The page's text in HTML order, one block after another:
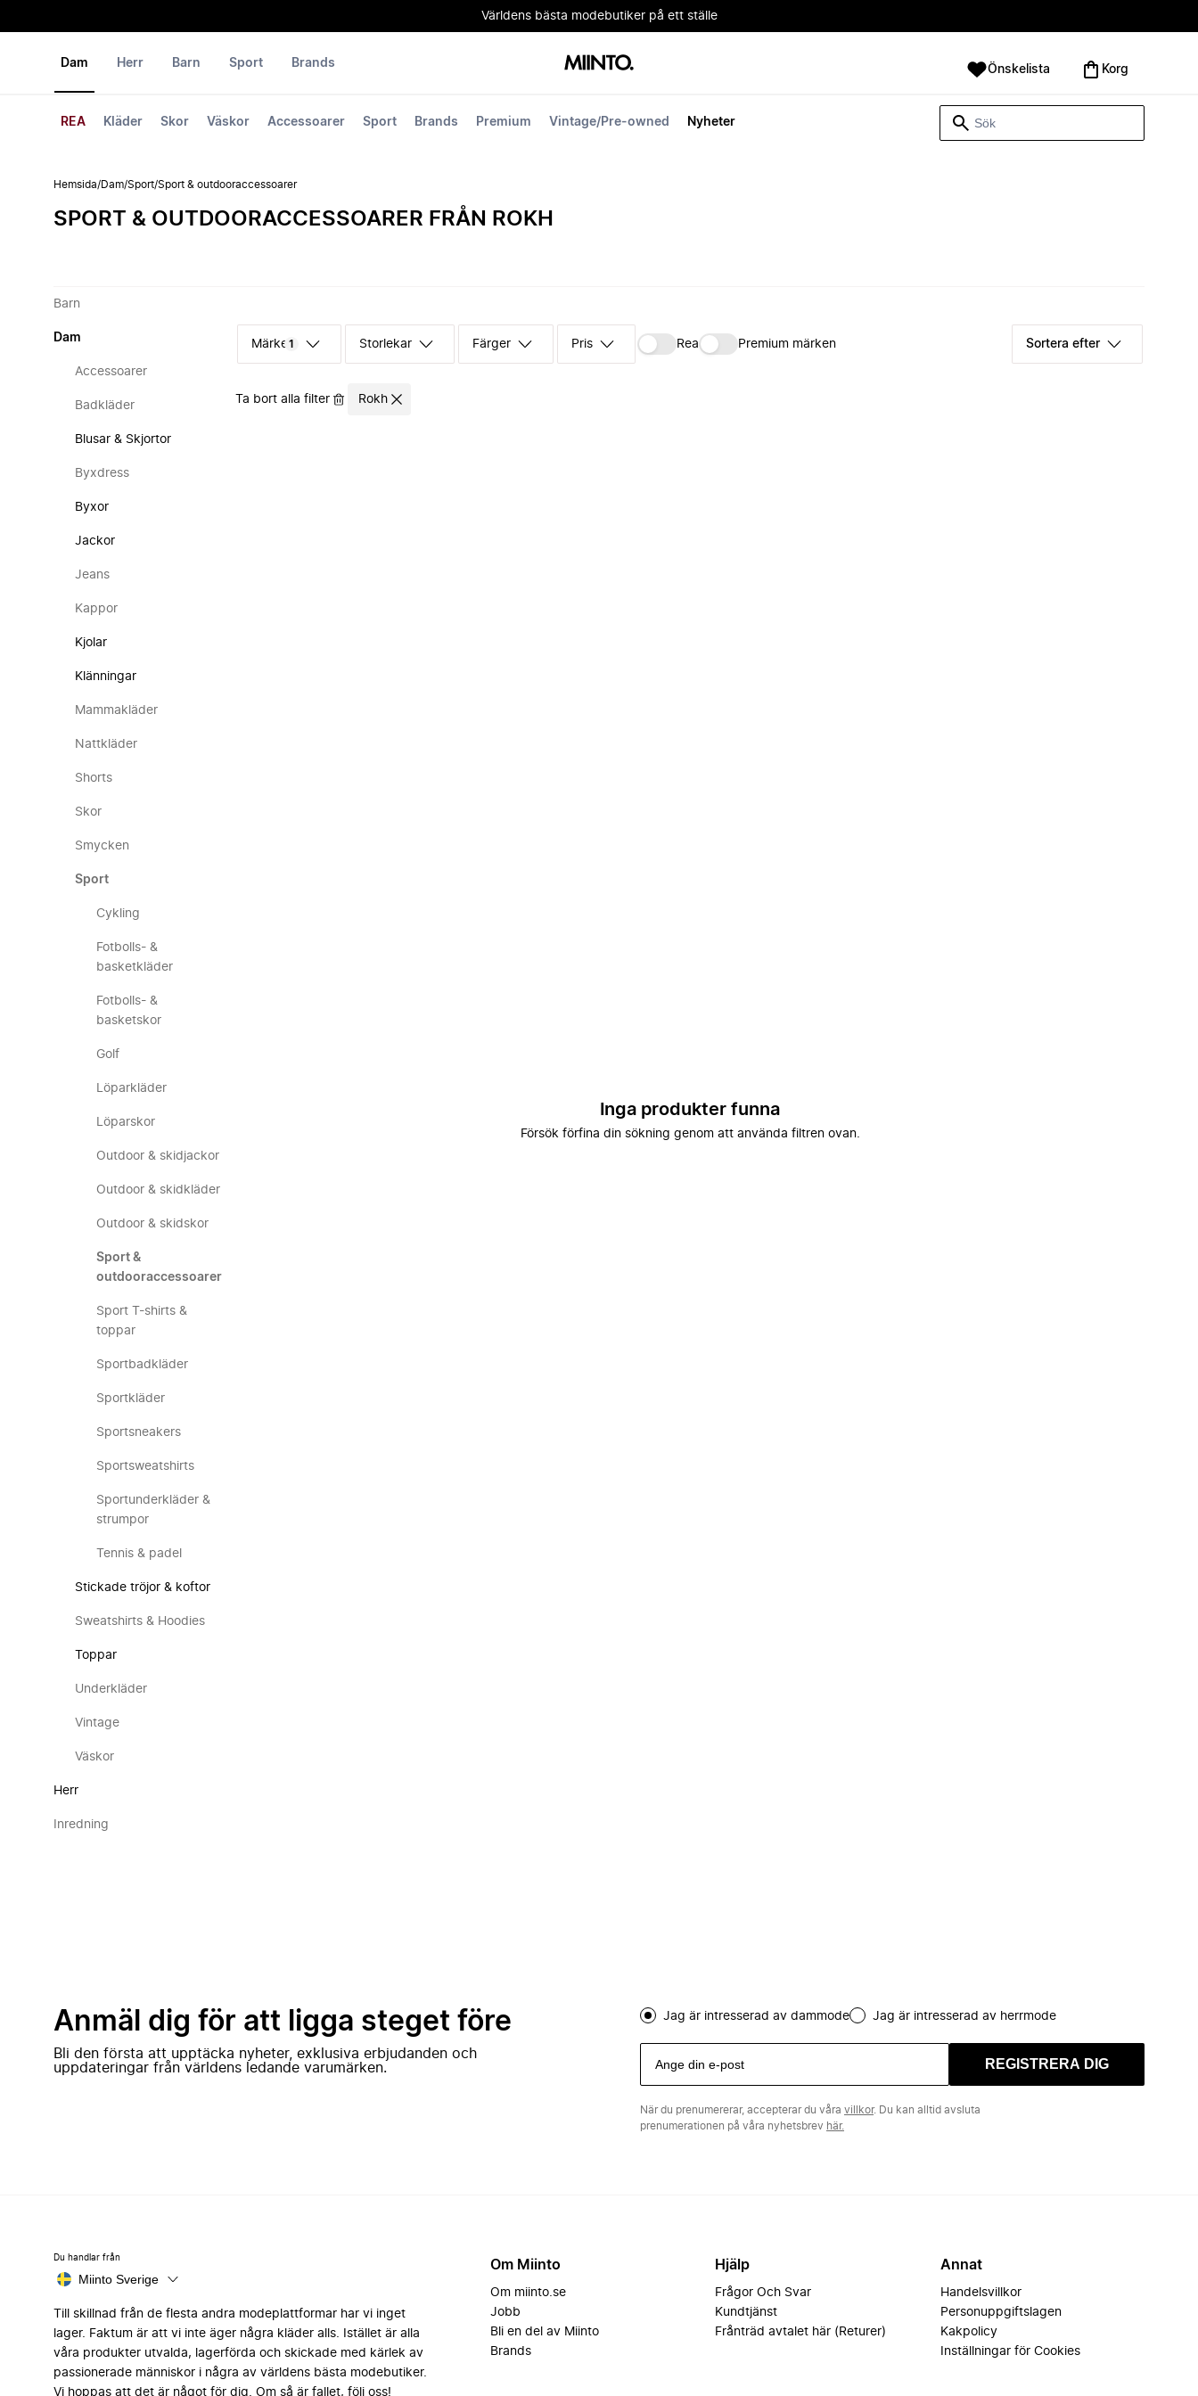
Världens bästa modebutiker på ett ställe
Dam
REA Kläder Skor Väskor Accessoarer Sport Brands Premium Vintage/Pre-owned Nyheter
Herr Barn Sport Brands Önskelista Korg
Hemsida/Dam/Sport/Sport & outdooraccessoarer
SPORT & OUTDOORACCESSOARER FRÅN ROKH
Barn
Dam
Accessoarer
Badkläder
Blusar & Skjortor
Byxdress
Byxor
Jackor
Jeans
Kappor
Kjolar
Klänningar
Mammakläder
Nattkläder
Shorts
Skor
Smycken
Sport
Cykling
Fotbolls- &
basketkläder
Fotbolls- &
basketskor
Golf
Löparkläder
Löparskor
Outdoor & skidjackor
Outdoor & skidkläder
Outdoor & skidskor
Sport &
outdooraccessoarer
Sport T-shirts &
toppar
Sportbadkläder
Sportkläder
Sportsneakers
Sportsweatshirts
Sportunderkläder &
strumpor
Tennis & padel
Stickade tröjor & koftor
Sweatshirts & Hoodies
Toppar
Underkläder
Vintage
Väskor
Herr
Inredning
Märke 1 Storlekar Färger Pris Rea Premium märken Sortera efter
Ta bort alla filter Rokh
Inga produkter funna
Försök förfina din sökning genom att använda filtren ovan.
Anmäl dig för att ligga steget före
Bli den första att upptäcka nyheter, exklusiva erbjudanden och
uppdateringar från världens ledande varumärken.
Jag är intresserad av dammode Jag är intresserad av herrmode
REGISTRERA DIG
När du prenumererar, accepterar du våra villkor. Du kan alltid avsluta
prenumerationen på våra nyhetsbrev här.
Du handlar från
Miinto Sverige
Till skillnad från de flesta andra modeplattformar har vi inget
lager. Faktum är att vi inte äger några kläder alls. Istället är alla
våra produkter utvalda, lagerförda och skickade med kärlek av
passionerade människor i några av världens bästa modebutiker.
Vi hoppas att det är något för dig. Om så är fallet, följ oss!
Om Miinto
Om miinto.se
Jobb
Bli en del av Miinto
Brands
Hjälp
Frågor Och Svar
Kundtjänst
Frånträd avtalet här (Returer)
Annat
Handelsvillkor
Personuppgiftslagen
Kakpolicy
Inställningar för Cookies